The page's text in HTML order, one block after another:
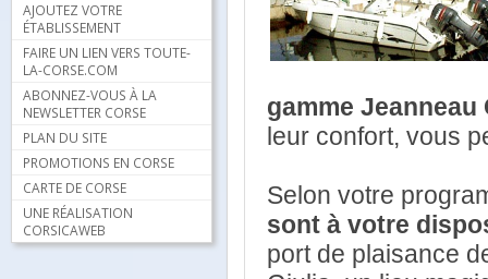
AJOUTEZ VOTRE
ÉTABLISSEMENT
FAIRE UN LIEN VERS TOUTE-
LA-CORSE.COM
ABONNEZ-VOUS À LA
NEWSLETTER CORSE
PLAN DU SITE
PROMOTIONS EN CORSE
CARTE DE CORSE
UNE RÉALISATION
CORSICAWEB
gamme
leur confort, vous
Selon votre
sont à votre
port de plaisance